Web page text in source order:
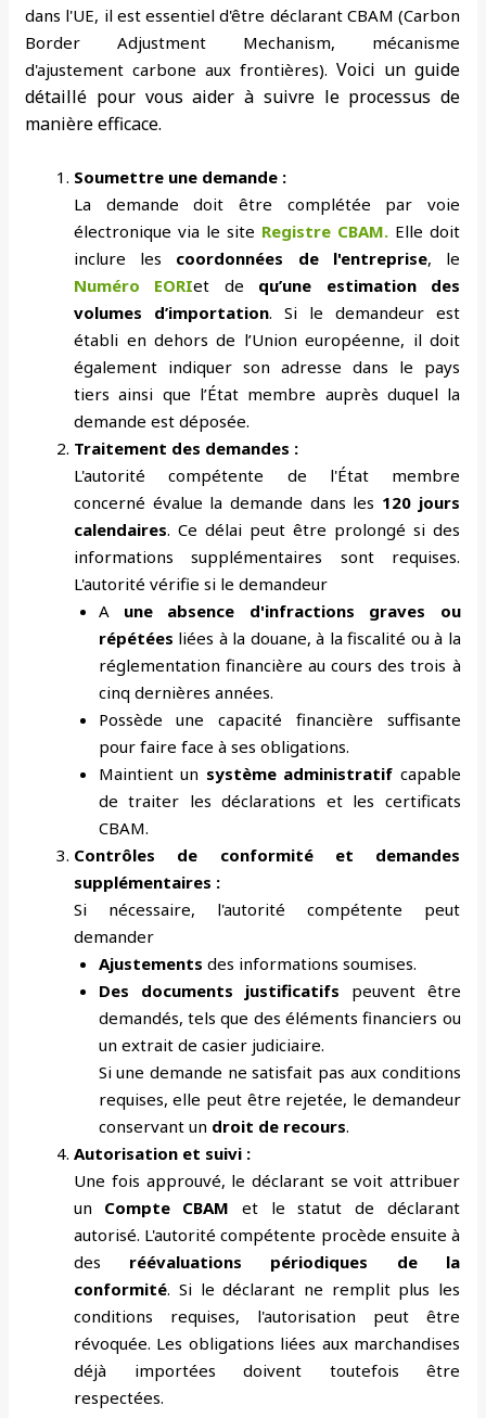
dans l'UE, il est essentiel d'être déclarant CBAM (Carbon
Border Adjustment Mechanism, mécanisme
d'ajustement carbone aux frontières).Voici un guide
détaillé pour vous aider à suivre le processus de
manière efficace.
Soumettre une demande :
La demande doit être complétée par voie
électronique via le site Registre CBAM. Elle doit
inclure les coordonnées de l'entreprise, le
Numéro EORIet de qu’une estimation des
volumes d’importation. Si le demandeur est
établi en dehors de l’Union européenne, il doit
également indiquer son adresse dans le pays
tiers ainsi que l’État membre auprès duquel la
demande est déposée.
Traitement des demandes :
L'autorité compétente de l'État membre
concerné évalue la demande dans les 120 jours
calendaires. Ce délai peut être prolongé si des
informations supplémentaires sont requises.
L'autorité vérifie si le demandeur
A une absence d'infractions graves ou
répétées liées à la douane, à la fiscalité ou à la
réglementation financière au cours des trois à
cinq dernières années.
Possède une capacité financière suffisante
pour faire face à ses obligations.
Maintient un système administratifcapable
de traiter les déclarations et les certificats
CBAM.
Contrôles de conformité et demandes
supplémentaires :
Si nécessaire, l'autorité compétente peut
demander
Ajustements des informations soumises.
Des documents justificatifs peuvent être
demandés, tels que des éléments financiers ou
un extrait de casier judiciaire.
Si une demande ne satisfait pas aux conditions
requises, elle peut être rejetée, le demandeur
conservant un droit de recours.
Autorisation et suivi :
Une fois approuvé, le déclarant se voit attribuer
un Compte CBAM et le statut de déclarant
autorisé. L'autorité compétente procède ensuite à
des réévaluations périodiques de la
conformité. Si le déclarant ne remplit plus les
conditions requises, l'autorisation peut être
révoquée. Les obligations liées aux marchandises
déjà importées doivent toutefois être
respectées.